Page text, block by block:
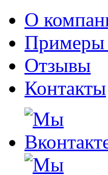
О
Примеры
Отзывы
Контакты